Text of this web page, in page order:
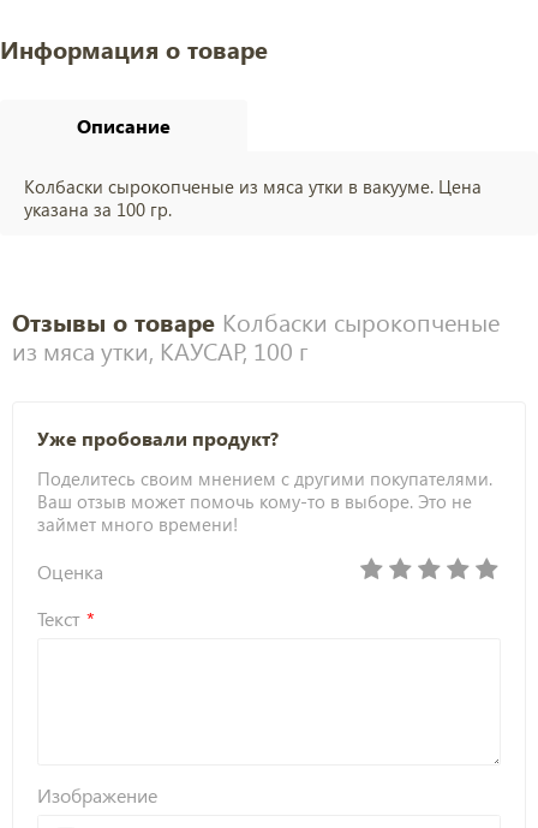
Информация о товаре
Описание
Колбаски сырокопченые из мяса утки в вакууме. Цена
указана за 100 гр.
Отзывы о товаре Колбаски сырокопченые
из мяса утки, КАУСАР, 100 г
Уже пробовали продукт?
Поделитесь своим мнением с другими покупателями.
Ваш отзыв может помочь кому-то в выборе. Это не
займет много времени!
Оценка
Текст
Изображение